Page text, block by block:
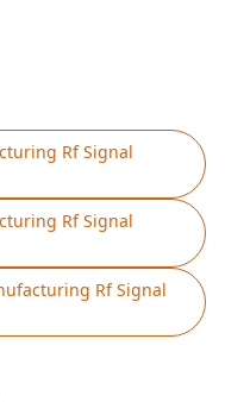
Rf Signal
Rf Signal
Rf Signal